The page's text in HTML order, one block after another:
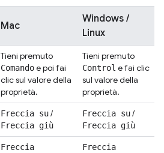
Mac
Windows /
Linux
Tieni premuto
Comandoe poi fai
clic sul valore della
proprietà.
Tieni premuto
Control e fai clic
sul valore della
proprietà.
Freccia su/
Freccia giù
Freccia su/
Freccia giù
Freccia
Freccia